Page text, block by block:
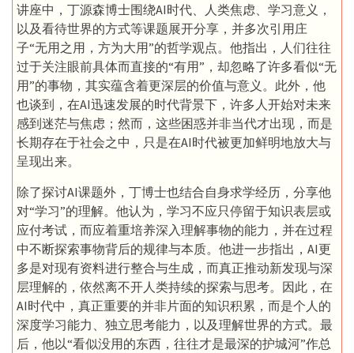
讲座中，丁源森博士围绕AI时代、人类焦虑、学习意义，
以及看待世界的方式等课题展开分享，并多次引用庄
子“无用之用，方为大用”的哲学观点。他指出，人们往往
过于关注眼前具体而直接的“有用”，却忽略了许多看似“无
用”的事物，其实蕴含着更深层的价值与意义。此外，他
也谈到，在AI迅速发展的时代背景下，许多人开始对未来
感到迷茫与焦虑；然而，这些困惑并非当代才出现，而是
长期存在于社会之中，只是在AI时代被更加鲜明地放大与
呈现出来。
除了探讨AI课题外，丁博士也结合自身求学经历，分享他
对“学习”的理解。他认为，学习不应只停留于知识表层或
应付考试，而应着重培养深入理解事物的能力，并在过程
中不断探索事物背后的规律与本质。他进一步指出，AI更
多是对现有资料进行整合与生成，而真正推动新发现与深
层理解的，依然离不开人类持续的探索与思考。因此，在
AI时代中，真正重要的并非片面的知识积累，而是个人的
深度学习能力、独立思考能力，以及理解世界的方式。最
后，他以“看似没用的东西，往往才是最深的护城河”作总